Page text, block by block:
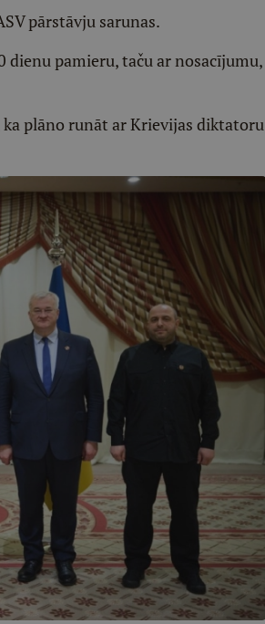
pārstāvju sarunas.
dienu pamieru, taču ar nosacījumu,
ka plāno runāt ar Krievijas diktatoru